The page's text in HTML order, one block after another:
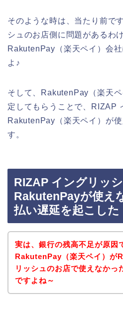
そのような時は、当たり前で
シュのお店側に問題があるわ
RakutenPay（楽天ペイ）会
よ♪
そして、RakutenPay（楽天
定してもらうことで、RIZAP
RakutenPay（楽天ペイ）が
す。
RIZAP イングリッ
RakutenPayが使え
払い遅延を起こした
実は、銀行の残高不足が原因
RakutenPay（楽天ペイ）が
リッシュのお店で使えなかっ
ですよね～